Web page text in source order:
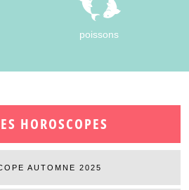
poissons
HOROSCOPES
AUTOMNE 2025